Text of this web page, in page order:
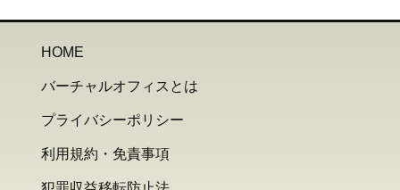
HOME
バーチャルオフィスとは
プライバシーポリシー
利用規約・免責事項